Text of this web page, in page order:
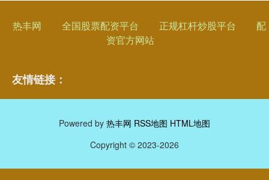
热丰网 全国股票配资平台 正规杠杆炒股平台
配
资官方网站
友情链接：
Powered by 热丰网 RSS地图 HTML地图
Copyright © 2023-2026